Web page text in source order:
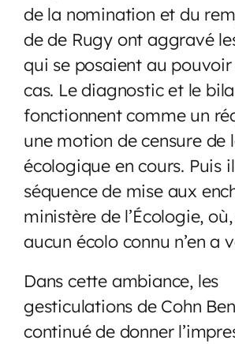
de la nomination et du
de de Rugy ont aggravé
qui se posaient au pouvoir
cas. Le diagnostic et le
fonctionnent comme un
une motion de censure de
écologique en cours. Puis
séquence de mise aux
ministère de l’Écologie,
aucun écolo connu n’en a
Dans cette ambiance, les
gesticulations de Cohn
continué de donner